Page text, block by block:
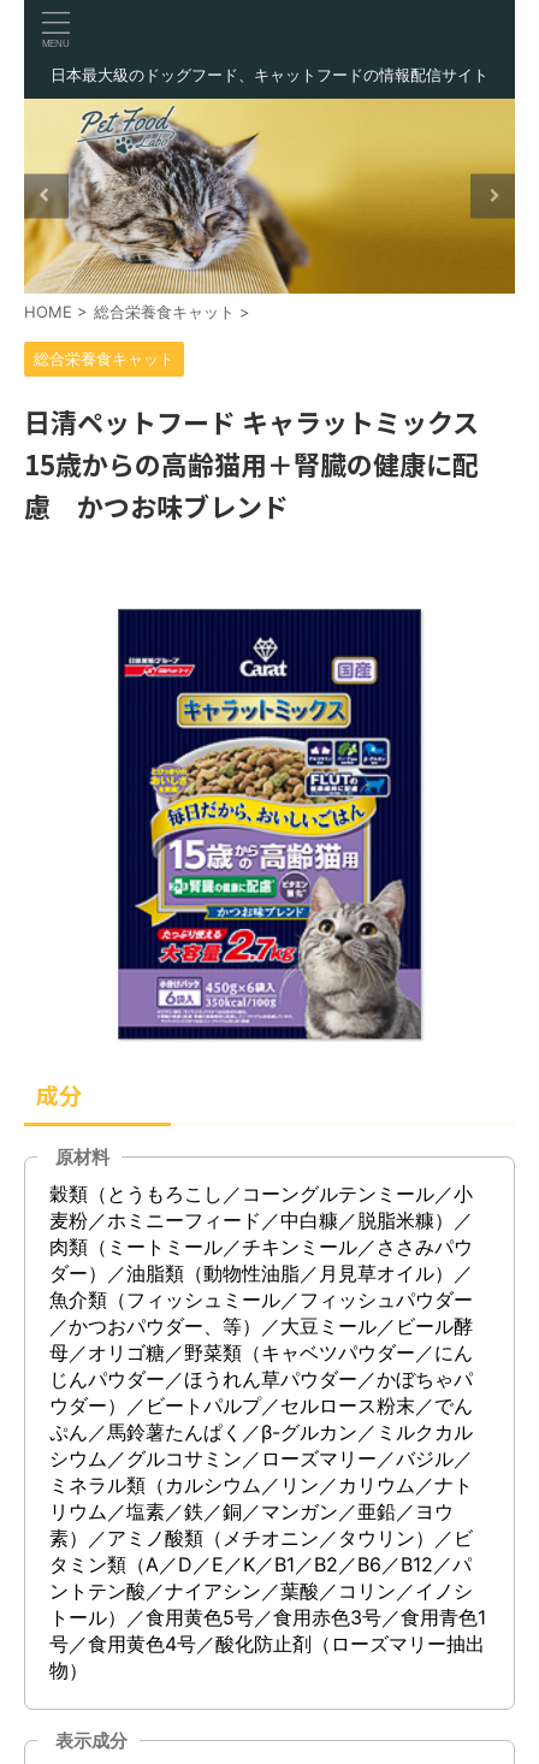
日本最大級のドッグフード、キャットフードの情報配信サイト
HOME > 総合栄養食キャット >
総合栄養食キャット
日清ペットフード キャラットミックス
15歳からの高齢猫用＋腎臓の健康に配
慮 かつお味ブレンド
成分
原材料
穀類（とうもろこし／コーングルテンミール／小
麦粉／ホミニーフィード／中白糠／脱脂米糠）／
肉類（ミートミール／チキンミール／ささみパウ
ダー）／油脂類（動物性油脂／月見草オイル）／
魚介類（フィッシュミール／フィッシュパウダー
／かつおパウダー、等）／大豆ミール／ビール酵
母／オリゴ糖／野菜類（キャベツパウダー／にん
じんパウダー／ほうれん草パウダー／かぼちゃパ
ウダー）／ビートパルプ／セルロース粉末／でん
ぷん／馬鈴薯たんぱく／β-グルカン／ミルクカル
シウム／グルコサミン／ローズマリー／バジル／
ミネラル類（カルシウム／リン／カリウム／ナト
リウム／塩素／鉄／銅／マンガン／亜鉛／ヨウ
素）／アミノ酸類（メチオニン／タウリン）／ビ
タミン類（A／D／E／K／B1／B2／B6／B12／パ
ントテン酸／ナイアシン／葉酸／コリン／イノシ
トール）／食用黄色5号／食用赤色3号／食用青色1
号／食用黄色4号／酸化防止剤（ローズマリー抽出
物）
表示成分